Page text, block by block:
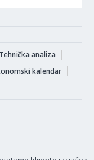
Tehnička analiza
kalendar